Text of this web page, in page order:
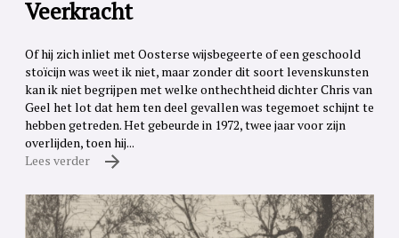
Veerkracht
Of hij zich inliet met Oosterse wijsbegeerte of een geschoold
stoïcijn was weet ik niet, maar zonder dit soort levenskunsten
kan ik niet begrijpen met welke onthechtheid dichter Chris van
Geel het lot dat hem ten deel gevallen was tegemoet schijnt te
hebben getreden. Het gebeurde in 1972, twee jaar voor zijn
overlijden, toen hij...
Lees verder